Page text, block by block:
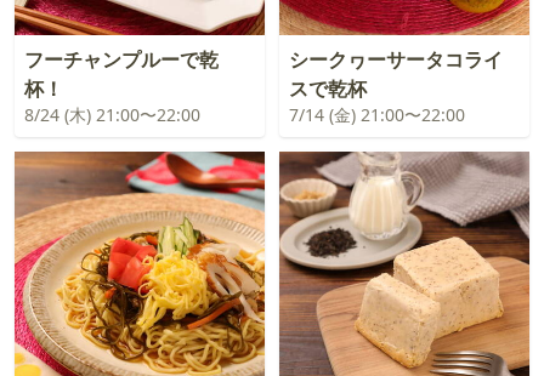
フーチャンプルーで乾
杯！
8/24 (木) 21:00〜22:00
シークヮーサータコライ
スで乾杯
7/14 (金) 21:00〜22:00